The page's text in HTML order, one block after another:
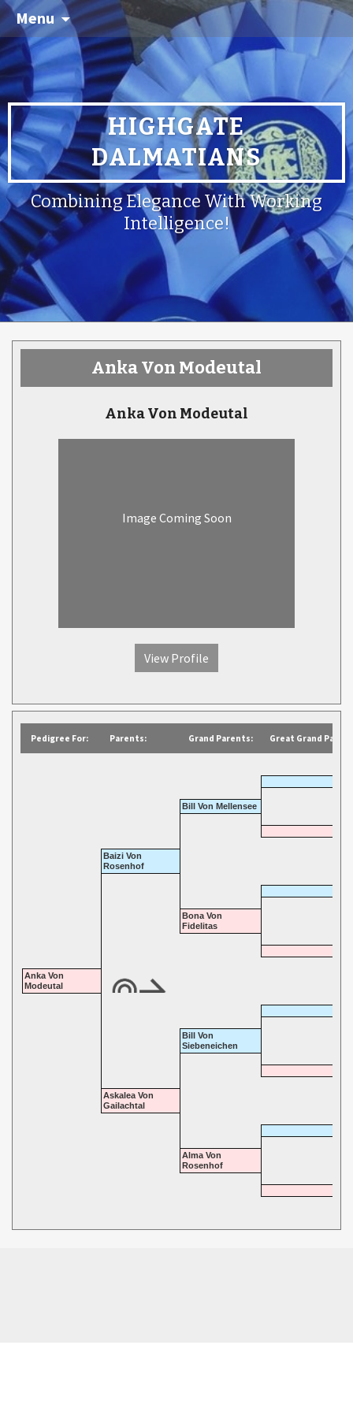
Menu
HIGHGATE
DALMATIANS
Combining Elegance With Working
Intelligence!
Anka Von Modeutal
Anka Von Modeutal
Image Coming Soon
View Profile
Pedigree For: Parents: Grand Parents: Great Grand
Bill Von Mellensee
Baizi Von
Rosenhof
Bona Von
Fidelitas
Anka Von
Modeutal
Bill Von
Siebeneichen
Askalea Von
Gailachtal
Alma Von
Rosenhof